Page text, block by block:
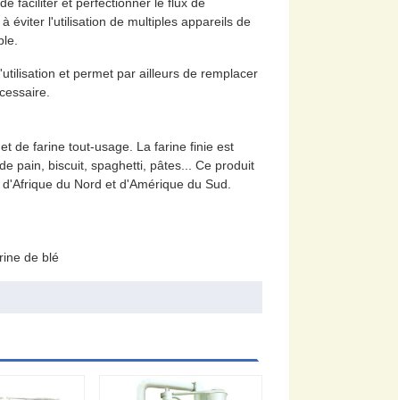
éviter l'utilisation de multiples appareils de
et permet par ailleurs de remplacer
de farine tout-usage. La farine finie est
pain, biscuit, spaghetti, pâtes... Ce produit
du Nord et d'Amérique du Sud.
de blé